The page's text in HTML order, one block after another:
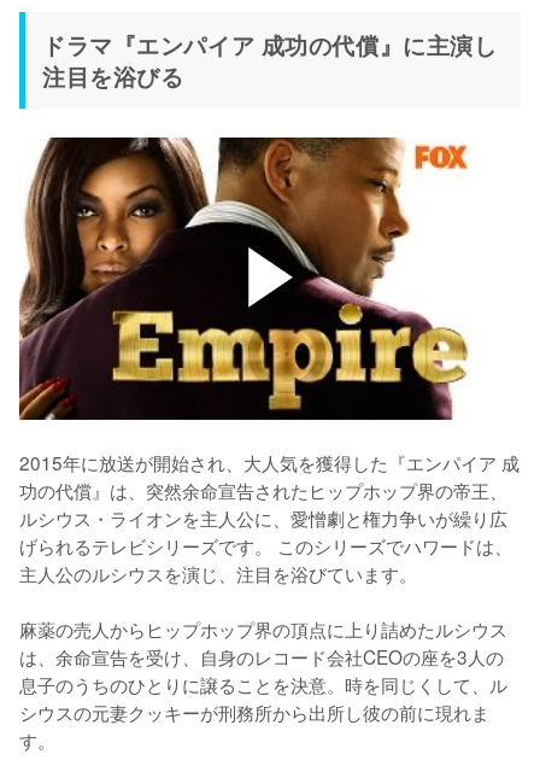
ドラマ『エンパイア 成功の代償』に主演し
注目を浴びる
2015年に放送が開始され、大人気を獲得した『エンパイア 成
功の代償』は、突然余命宣告されたヒップホップ界の帝王、
ルシウス・ライオンを主人公に、愛憎劇と権力争いが繰り広
げられるテレビシリーズです。 このシリーズでハワードは、
主人公のルシウスを演じ、注目を浴びています。
麻薬の売人からヒップホップ界の頂点に上り詰めたルシウス
は、余命宣告を受け、自身のレコード会社CEOの座を3人の
息子のうちのひとりに譲ることを決意。時を同じくして、ル
シウスの元妻クッキーが刑務所から出所し彼の前に現れま
す。